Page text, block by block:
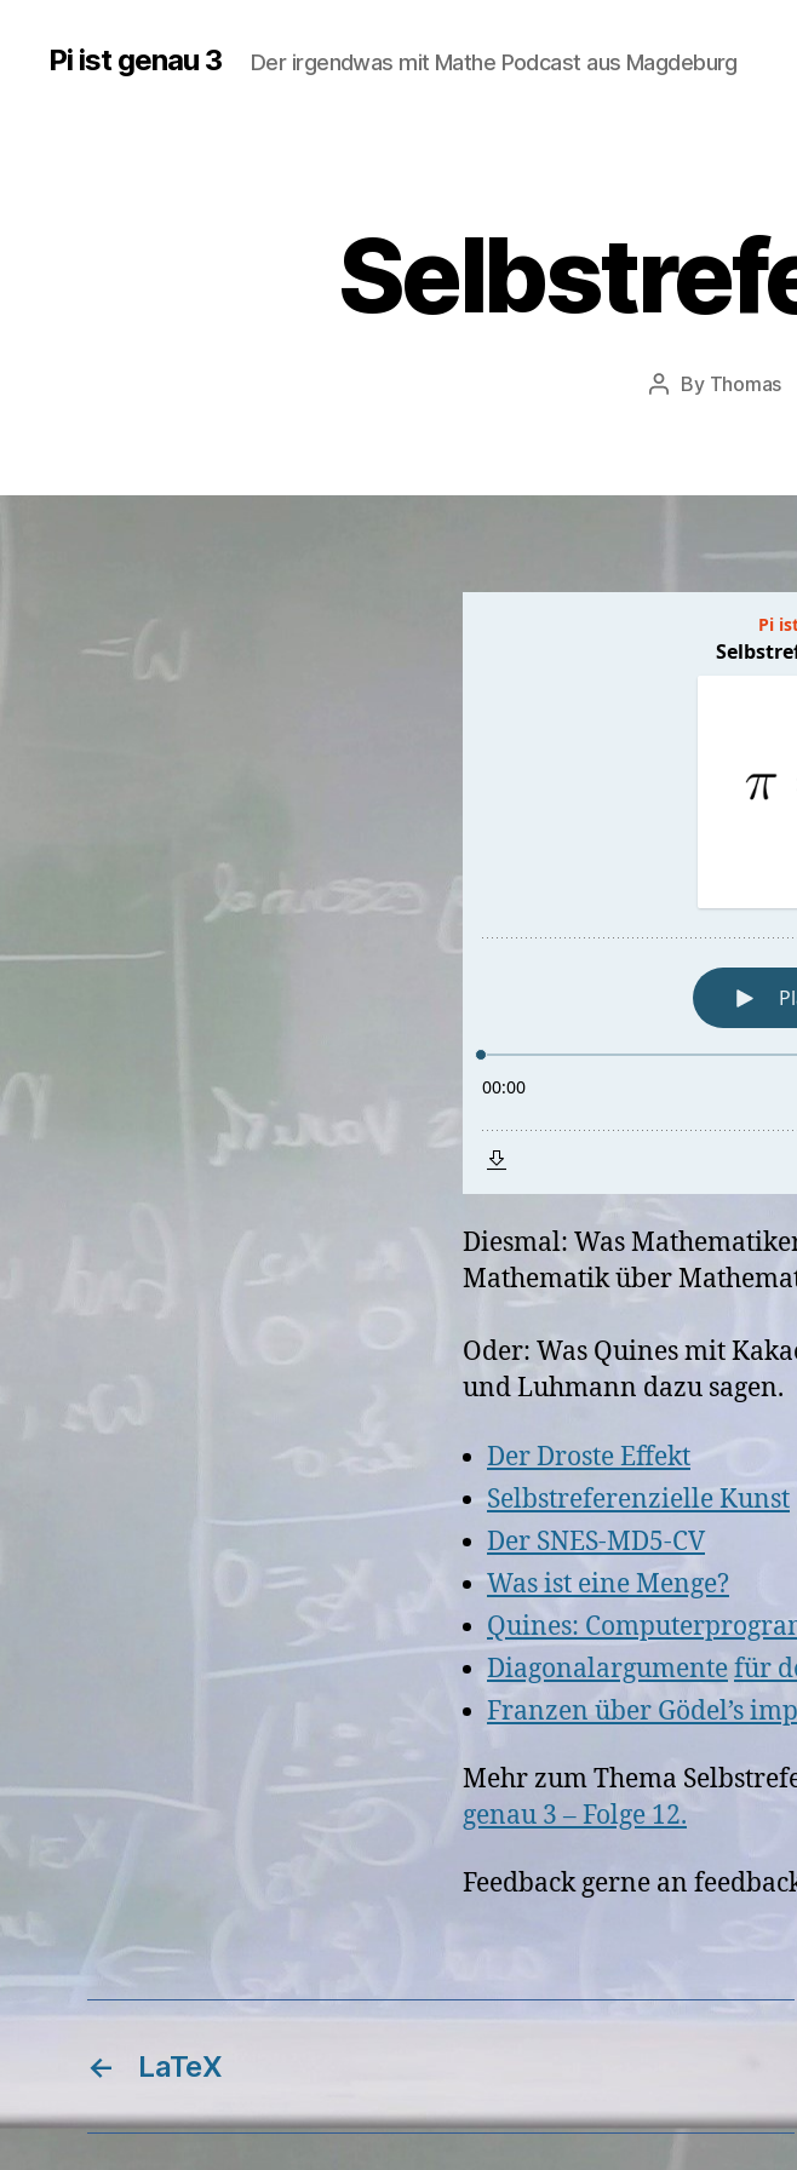
Pi ist genau 3 Der irgendwas mit Mathe Podcast aus Magdeburg
Post
By Thomas
Diesmal: Was
Mathematik über
Oder: Was Quines mit
und Luhmann dazu sagen.
Der Droste Effekt
Selbstreferenzielle Kunst
Der SNES-MD5-CV
Was ist eine Menge?
Quines:
Diagonalargumentefür
Franzen über Gödel’s
Mehr zum Thema
genau 3 – Folge 12.
Feedback gerne an
← LaTeX